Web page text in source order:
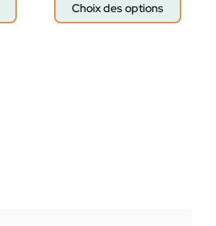
Choix des options